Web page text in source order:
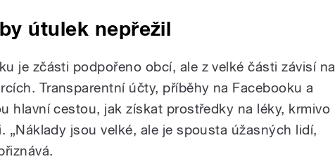
útulek nepřežil
je zčásti podpořeno obcí, ale z velké části závisí na
Transparentní účty, příběhy na Facebooku a
hlavní cestou, jak získat prostředky na léky, krmivo
„Náklady jsou velké, ale je spousta úžasných lidí,